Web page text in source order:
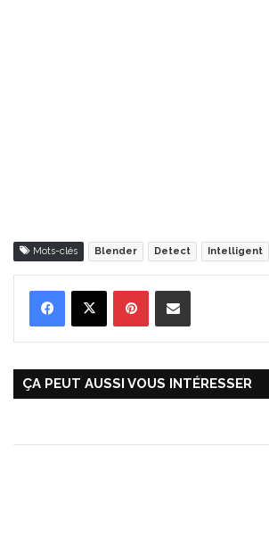
Mots-clés Blender Detect Intelligent
ÇA PEUT AUSSI VOUS INTÉRESSER